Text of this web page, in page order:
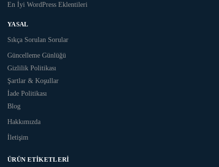
En İyi WordPress Eklentileri
YASAL
Sıkça Sorulan Sorular
Güncelleme Günlüğü
Gizlilik Politikası
Şartlar & Koşullar
İade Politikası
Blog
Hakkımızda
İletişim
ÜRÜN ETIKETLERI